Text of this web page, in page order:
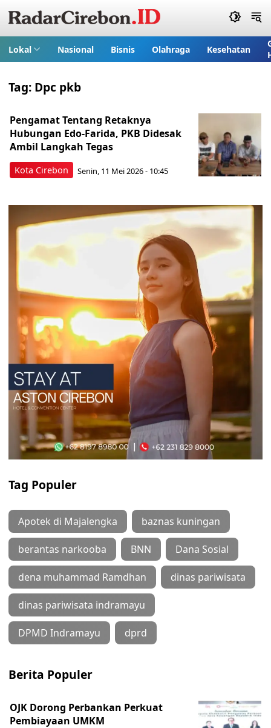
Lokal Nasional Bisnis Olahraga Kesehatan
Tag: Dpc pkb
Kota Cirebon
Pengamat Tentang Retaknya
Hubungan Edo-Farida, PKB Didesak
Ambil Langkah Tegas
Senin, 11 Mei 2026 - 10:45
Tag Populer
Apotek di Majalengka baznas kuningan
berantas narkooba BNN Dana Sosial
dena muhammad Ramdhan dinas pariwisata
dinas pariwisata indramayu
DPMD Indramayu dprd
Berita Populer
OJK Dorong Perbankan Perkuat
Pembiayaan UMKM